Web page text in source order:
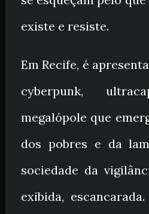
existe e resiste.
Em Recife, é
cyberpunk,
megalópole que
dos pobres e da
sociedade da
exibida,